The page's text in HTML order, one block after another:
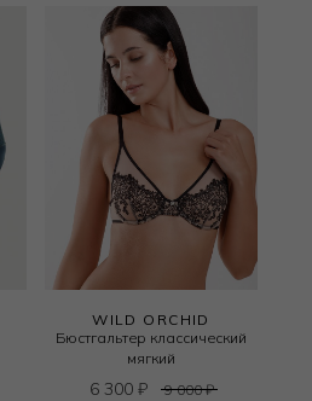
WILD ORCHID
Бюстгальтер классический
мягкий
6 300 ₽ 9 000₽